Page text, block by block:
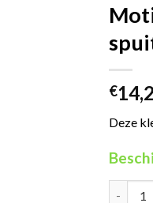
€
Deze